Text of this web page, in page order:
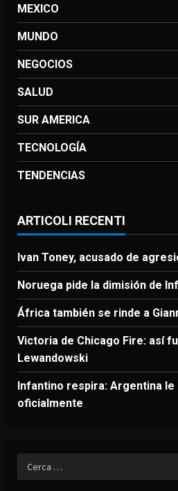
MEXICO
MUNDO
NEGOCIOS
SALUD
SUR AMERICA
TECNOLOGÍA
TENDENCIAS
ARTICOLI RECENTI
Ivan Toney, acusado de
Noruega pide la dimisión de
África también se rinde a
Victoria de Chicago Fire: así
Lewandowski
Infantino respira: Argentina le
oficialmente
Ricerca
per: